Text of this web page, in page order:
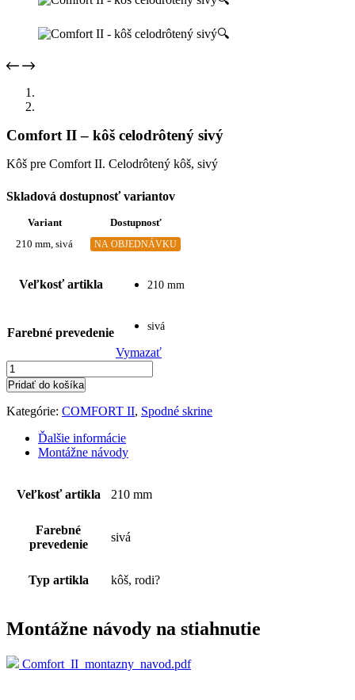
🔍
Comfort II – kôš celodrôtený sivý
Kôš pre Comfort II. Celodrôtený kôš, sivý
Skladová dostupnosť variantov
Variant
Dostupnosť
210 mm, sivá
NA OBJEDNÁVKU
Veľkosť artikla 210 mm
Farebné prevedenie sivá
Vymazať
množstvo
Comfort
II
-
celodrôtený
sivý
Pridať do košíka
Kategórie: COMFORT II, Spodné skrine
Ďalšie informácie
Montážne návody
Veľkosť artikla 210 mm
Farebné
prevedenie
sivá
Typ artikla kôš, rodi?
Montážne návody na stiahnutie
Comfort_II_montazny_navod.pdf